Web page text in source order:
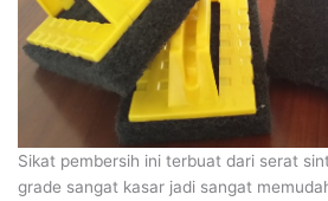
Sikat pembersih ini terbuat dari serat
grade sangat kasar jadi sangat